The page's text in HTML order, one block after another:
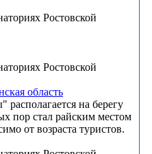
область
на берегу
пор стал райским местом
от возраста туристов.